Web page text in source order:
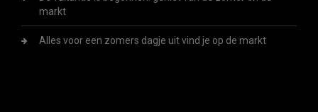
markt
Alles voor een zomers dagje uit vind je op de markt